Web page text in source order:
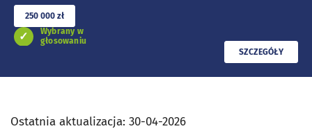
Wybrany w
głosowaniu
250 000 zł
PRZECZYTAJ
SZCZEGÓŁY
Ostatnia aktualizacja: 30-04-2026